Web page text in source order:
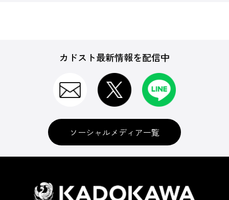
カドスト最新情報を配信中
ソーシャルメディア一覧